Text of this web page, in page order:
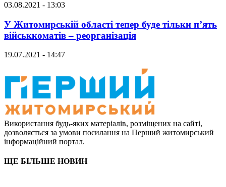
03.08.2021 - 13:03
У Житомирській області тепер буде тільки п’ять
військкоматів – реорганізація
19.07.2021 - 14:47
Використання будь-яких матеріалів, розміщених на сайті,
дозволяється за умови посилання на Перший житомирський
інформаційний портал.
ЩЕ БІЛЬШЕ НОВИН